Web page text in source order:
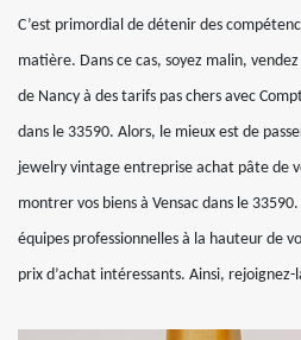
C’est primordial de détenir des
matière. Dans ce cas, soyez malin,
de Nancy à des tarifs pas chers avec
dans le 33590. Alors, le mieux est de
jewelry vintage entreprise achat pâte de
montrer vos biens à Vensac dans le
équipes professionnelles à la hauteur de
prix d’achat intéressants. Ainsi, rejoignez-